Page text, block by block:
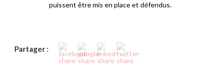
puissent être mis en place et défendus.
Partager :